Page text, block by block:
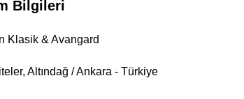
Bilgileri
Klasik & Avangard
Altındağ / Ankara - Türkiye